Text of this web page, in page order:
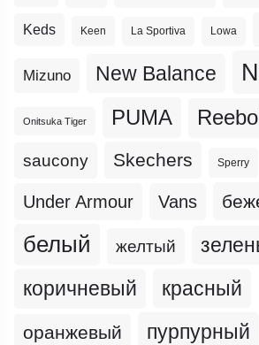
Keds Keen La Sportiva Lowa
Mizuno New Balance
Onitsuka Tiger PUMA
saucony Skechers Sperry
Under Armour Vans
белый желтый
коричневый красный
оранжевый пурпурный